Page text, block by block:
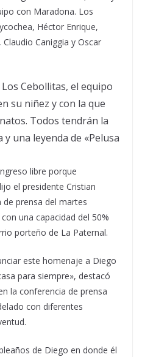
con Maradona. Los
Héctor Enrique,
Caniggia y Oscar
Cebollitas, el equipo
su niñez y con la que
Todos tendrán la
una leyenda de «Pelusa
libre porque
el presidente Cristian
prensa del martes
una capacidad del 50%
porteño de La Paternal.
este homenaje a Diego
para siempre», destacó
la conferencia de prensa
con diferentes
de Diego en donde él